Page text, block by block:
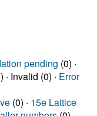
pending (0) ·
· Invalid (0) · Error
(0) · 15e Lattice